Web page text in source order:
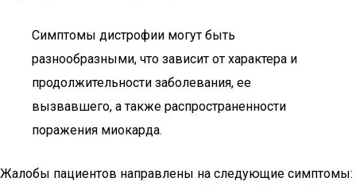
Симптомы дистрофии могут быть
разнообразными, что зависит от характера и
продолжительности заболевания, ее
вызвавшего, а также распространенности
поражения миокарда.
Жалобы пациентов направлены на следующие симптомы: